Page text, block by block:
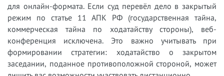
для онлайн-формата. Если суд перевёл дело в закрытый
режим по статье 11 АПК РФ (государственная тайна,
коммерческая тайна по ходатайству стороны), веб-
конференция исключена. Это важно учитывать при
формировании стратегии: ходатайство о закрытом
заседании, поданное противоположной стороной, может